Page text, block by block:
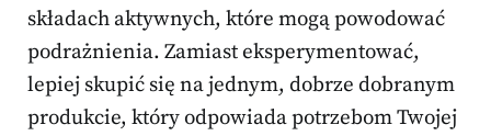
składach aktywnych, które mogą powodować
podrażnienia. Zamiast eksperymentować,
lepiej skupić się na jednym, dobrze dobranym
produkcie, który odpowiada potrzebom Twojej